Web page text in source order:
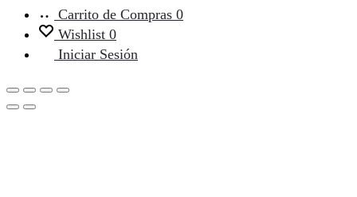
Carrito de Compras 0
Wishlist 0
Iniciar Sesión